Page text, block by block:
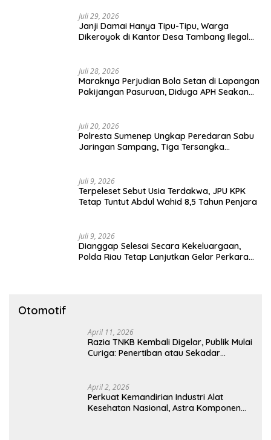
Juli 29, 2026
Janji Damai Hanya Tipu-Tipu, Warga
Dikeroyok di Kantor Desa Tambang Ilegal
Juli 28, 2026
Maraknya Perjudian Bola Setan di Lapangan
Pakijangan Pasuruan, Diduga APH Seakan
Juli 20, 2026
Polresta Sumenep Ungkap Peredaran Sabu
Jaringan Sampang, Tiga Tersangka
Juli 9, 2026
Terpeleset Sebut Usia Terdakwa, JPU KPK
Tetap Tuntut Abdul Wahid 8,5 Tahun Penjara
Juli 9, 2026
Dianggap Selesai Secara Kekeluargaan,
Polda Riau Tetap Lanjutkan Gelar Perkara
Otomotif
April 11, 2026
Razia TNKB Kembali Digelar, Publik Mulai
Curiga: Penertiban atau Sekadar
April 2, 2026
Perkuat Kemandirian Industri Alat
Kesehatan Nasional, Astra Komponen